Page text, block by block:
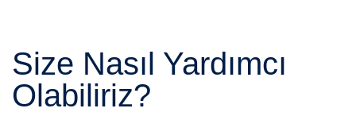
Size Nasıl Yardımcı
Olabiliriz?